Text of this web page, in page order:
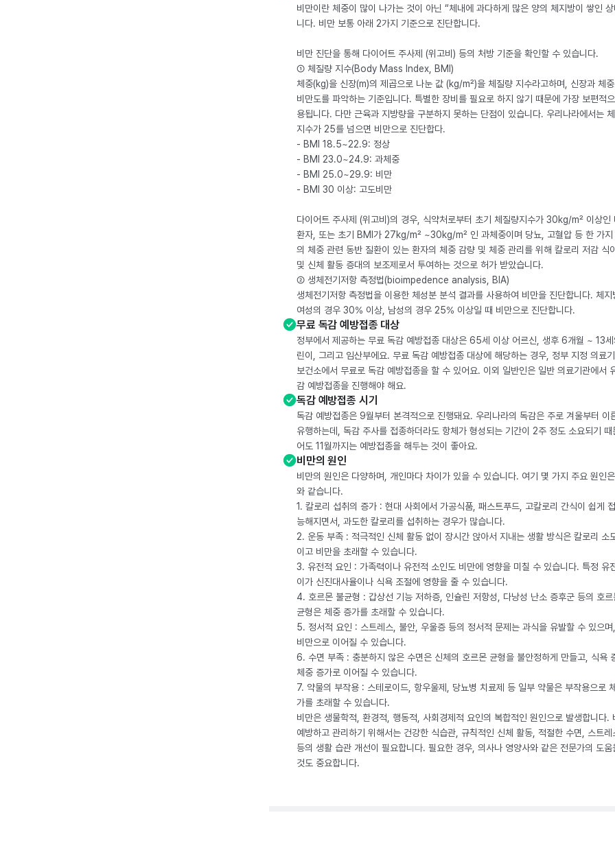
비만이란 체중이 많이 나가는 것이 아닌 “체내에 과다하게 많은 양의 체지방이 쌓인
니다. 비만 보통 아래 2가지 기준으로 진단합니다.
비만 진단을 통해 다이어트 주사제 (위고비) 등의 처방 기준을 확인할 수 있습니다.
① 체질량 지수(Body Mass Index, BMI)
체중(kg)을 신장(m)의 제곱으로 나눈 값 (kg/m²)을 체질량 지수라고하며, 신장과 체
비만도를 파악하는 기준입니다. 특별한 장비를 필요로 하지 않기 때문에 가장 보편적
용됩니다. 다만 근육과 지방량을 구분하지 못하는 단점이 있습니다. 우리나라에서는
지수가 25를 넘으면 비만으로 진단합다.
- BMI 18.5~22.9: 정상
- BMI 23.0~24.9: 과체중
- BMI 25.0~29.9: 비만
- BMI 30 이상: 고도비만
다이어트 주사제 (위고비)의 경우, 식약처로부터 초기 체질량지수가 30kg/m² 이상인
환자, 또는 초기 BMI가 27kg/m² ~30kg/m² 인 과체중이며 당뇨, 고혈압 등 한 가지
의 체중 관련 동반 질환이 있는 환자의 체중 감량 및 체중 관리를 위해 칼로리 저감 식
및 신체 활동 증대의 보조제로서 투여하는 것으로 허가 받았습니다.
② 생체전기저항 측정법(bioimpedence analysis, BIA)
생체전기저항 측정법을 이용한 체성분 분석 결과를 사용하여 비만을 진단합니다. 체지
여성의 경우 30% 이상, 남성의 경우 25% 이상일 때 비만으로 진단합니다.
무료 독감 예방접종 대상
정부에서 제공하는 무료 독감 예방접종 대상은 65세 이상 어르신, 생후 6개월 ~ 13
린이, 그리고 임산부에요. 무료 독감 예방접종 대상에 해당하는 경우, 정부 지정 의료
보건소에서 무료로 독감 예방접종을 할 수 있어요. 이외 일반인은 일반 의료기관에서
감 예방접종을 진행해야 해요.
독감 예방접종 시기
독감 예방접종은 9월부터 본격적으로 진행돼요. 우리나라의 독감은 주로 겨울부터 이
유행하는데, 독감 주사를 접종하더라도 항체가 형성되는 기간이 2주 정도 소요되기 때
어도 11월까지는 예방접종을 해두는 것이 좋아요.
비만의 원인
비만의 원인은 다양하며, 개인마다 차이가 있을 수 있습니다. 여기 몇 가지 주요 원인
와 같습니다.
1. 칼로리 섭취의 증가 : 현대 사회에서 가공식품, 패스트푸드, 고칼로리 간식이 쉽게
능해지면서, 과도한 칼로리를 섭취하는 경우가 많습니다.
2. 운동 부족 : 적극적인 신체 활동 없이 장시간 앉아서 지내는 생활 방식은 칼로리 소
이고 비만을 초래할 수 있습니다.
3. 유전적 요인 : 가족력이나 유전적 소인도 비만에 영향을 미칠 수 있습니다. 특정 유
이가 신진대사율이나 식욕 조절에 영향을 줄 수 있습니다.
4. 호르몬 불균형 : 갑상선 기능 저하증, 인슐린 저항성, 다낭성 난소 증후군 등의 호르
균형은 체중 증가를 초래할 수 있습니다.
5. 정서적 요인 : 스트레스, 불안, 우울증 등의 정서적 문제는 과식을 유발할 수 있으
비만으로 이어질 수 있습니다.
6. 수면 부족 : 충분하지 않은 수면은 신체의 호르몬 균형을 불안정하게 만들고, 식욕
체중 증가로 이어질 수 있습니다.
7. 약물의 부작용 : 스테로이드, 항우울제, 당뇨병 치료제 등 일부 약물은 부작용으로
가를 초래할 수 있습니다.
비만은 생물학적, 환경적, 행동적, 사회경제적 요인의 복합적인 원인으로 발생합니다.
예방하고 관리하기 위해서는 건강한 식습관, 규칙적인 신체 활동, 적절한 수면, 스트레
등의 생활 습관 개선이 필요합니다. 필요한 경우, 의사나 영양사와 같은 전문가의 도움
것도 중요합니다.